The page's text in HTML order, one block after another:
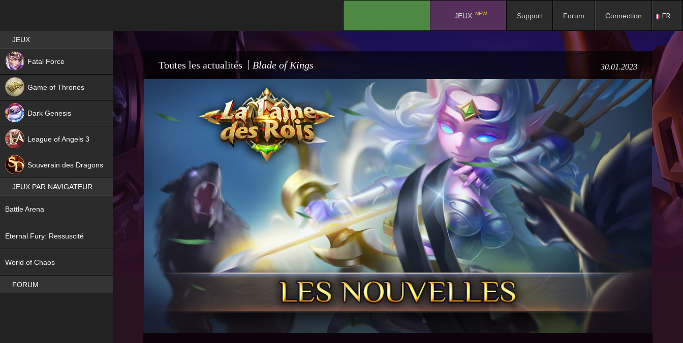
JEUX NEW Support Forum Connection FR
Toutes les actualités Blade of Kings 30.01.2023
Best RPG games in France
JEUX
Fatal Force
Game of Thrones
Dark Genesis
League of Angels 3
Souverain des Dragons
JEUX PAR NAVIGATEUR
Battle Arena
NEW
Eternal Fury: Ressuscité
World of Chaos
FORUM